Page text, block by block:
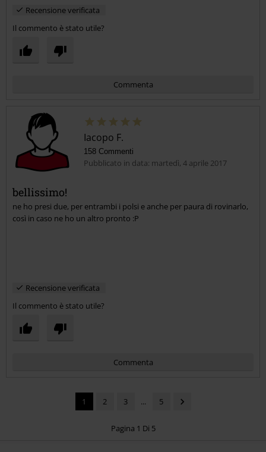
Recensione verificata
Il commento è stato utile?
Commenta
Invia un commento
Iacopo F.
158 Commenti
Pubblicato in data: martedì, 4 aprile 2017
bellissimo!
ne ho presi due, per entrambi i polsi e anche per paura di rovinarlo,
così in caso ne ho un altro pronto :P
Recensione verificata
Il commento è stato utile?
Commenta
1 2 3 ... 5
Pagina 1 Di 5